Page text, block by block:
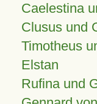
Caelestina
Clusus und
Timotheus
Elstan
Rufina und